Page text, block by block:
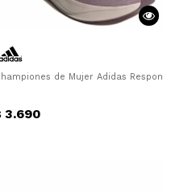
2 W Adidas - Lila
de Mujer Adidas
3.690